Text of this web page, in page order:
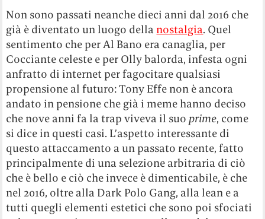
Non sono passati neanche dieci anni dal 2016 che
già è diventato un luogo della nostalgia. Quel
sentimento che per Al Bano era canaglia, per
Cocciante celeste e per Olly balorda, infesta ogni
anfratto di internet per fagocitare qualsiasi
propensione al futuro: Tony Effe non è ancora
andato in pensione che già i meme hanno deciso
che nove anni fa la trap viveva il suo prime, come
si dice in questi casi. L’aspetto interessante di
questo attaccamento a un passato recente, fatto
principalmente di una selezione arbitraria di ciò
che è bello e ciò che invece è dimenticabile, è che
nel 2016, oltre alla Dark Polo Gang, alla lean e a
tutti quegli elementi estetici che sono poi sfociati